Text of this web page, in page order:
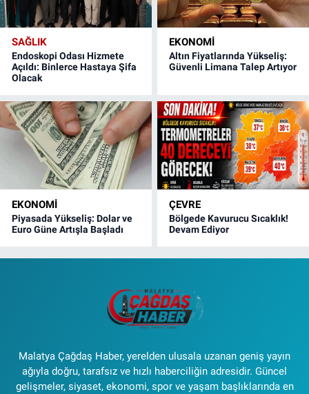
SAĞLIK
Endoskopi Odası Hizmete
Açıldı: Binlerce Hastaya Şifa
Olacak
EKONOMI
Altın Fiyatlarında Yükseliş:
Güvenli Limana Talep Artıyor
EKONOMI
Piyasada Yükseliş: Dolar ve
Euro Güne Artışla Başladı
ÇEVRE
Bölgede Kavurucu Sıcaklık!
Devam Ediyor
Malatya Çağdaş Haber, yerelden ulusala uzanan geniş yayın
ağıyla doğru, tarafsız ve hızlı haberciliğin adresidir. Güncel
gelişmeler, siyaset, ekonomi, spor ve yaşam başlıklarında en